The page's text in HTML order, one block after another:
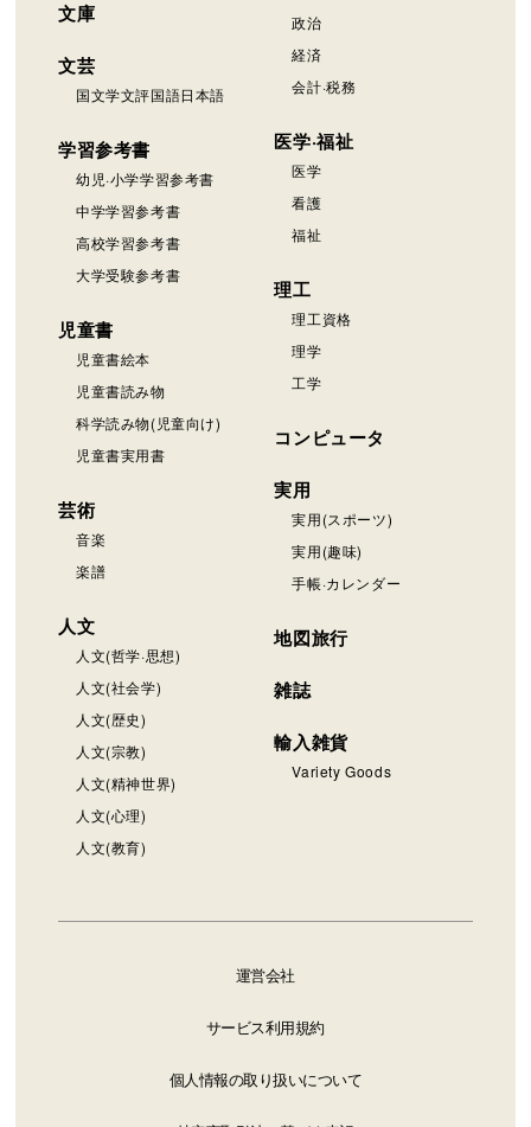
文庫
文芸
国文学文評国語日本語
学習参考書
幼児·小学学習参考書
中学学習参考書
高校学習参考書
大学受験参考書
児童書
児童書絵本
児童書読み物
科学読み物(児童向け)
児童書実用書
芸術
音楽
楽譜
人文
人文(哲学·思想)
人文(社会学)
人文(歴史)
人文(宗教)
人文(精神世界)
人文(心理)
人文(教育)
政治
経済
会計·税務
医学·福祉
医学
看護
福祉
理工
理工資格
理学
工学
コンピュータ
実用
実用(スポーツ)
実用(趣味)
手帳·カレンダー
地図旅行
雑誌
輸入雑貨
Variety Goods
運営会社
サービス利用規約
個人情報の取り扱いについて